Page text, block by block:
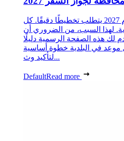
الحصول على جواز سفر في عام 2027 يتطلب تخطيطًا دقيقًا. كل
لهذا السبب، من الضروري أن
لك هذه الصفحة الرسمية دليلًا
موعد في البلدية خطوة أساسية
لتأكيد وث...
DefaultRead more